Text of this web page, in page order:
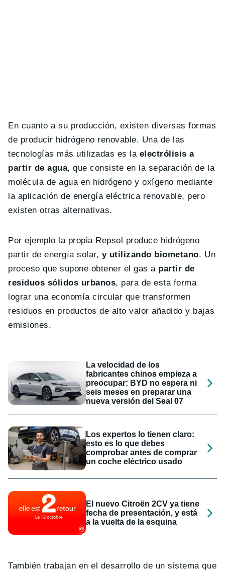
En cuanto a su producción, existen diversas formas
de producir hidrógeno renovable. Una de las
tecnologías más utilizadas es la electrólisis a
partir de agua, que consiste en la separación de la
molécula de agua en hidrógeno y oxígeno mediante
la aplicación de energía eléctrica renovable, pero
existen otras alternativas.
Por ejemplo la propia Repsol produce hidrógeno
partir de energía solar, y utilizando biometano. Un
proceso que supone obtener el gas apartir de
residuos sólidos urbanos, para de esta forma
lograr una economía circular que transformen
residuos en productos de alto valor añadido y bajas
emisiones.
La velocidad de los
fabricantes chinos empieza a
preocupar: BYD no espera ni
seis meses en preparar una
nueva versión del Seal 07
Los expertos lo tienen claro:
esto es lo que debes
comprobar antes de comprar
un coche eléctrico usado
El nuevo Citroën 2CV ya tiene
fecha de presentación, y está
a la vuelta de la esquina
También trabajan en el desarrollo de un sistema que